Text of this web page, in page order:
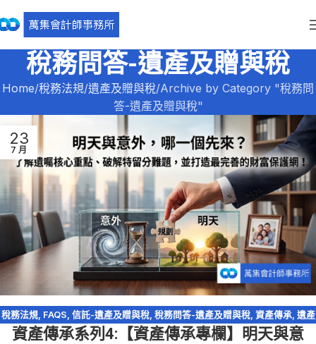
稅務問答-遺產及贈與稅
Home 稅務法規 遺產及贈與稅 Archive by Category "稅務問
答-遺產及贈與稅"
23
7 月
稅務法規, FAQS 信託-遺產及贈與稅, 稅務問答-遺產及贈與稅, 資產傳承, 遺產
及贈與稅,遺產特留分,配偶剩餘財產差額分配請求權
資產傳承系列4:【資產傳承專欄】明天與意